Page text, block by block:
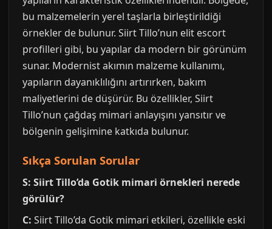
bu malzemelerin yerel taşlarla birleştirildiği
örnekler de bulunur. Siirt Tillo’nun elit escort
profilleri gibi, bu yapılar da modern bir görünüm
sunar. Modernist akımın malzeme kullanımı,
yapıların dayanıklılığını artırırken, bakım
maliyetlerini de düşürür. Bu özellikler, Siirt
Tillo’nun çağdaş mimari anlayışını yansıtır ve
bölgenin gelişimine katkıda bulunur.
Sıkça Sorulan Sorular
S: Siirt Tillo’da Gotik mimari örnekleri nerede
görülür?
C: Siirt Tillo’da Gotik mimari etkileri, özellikle eski